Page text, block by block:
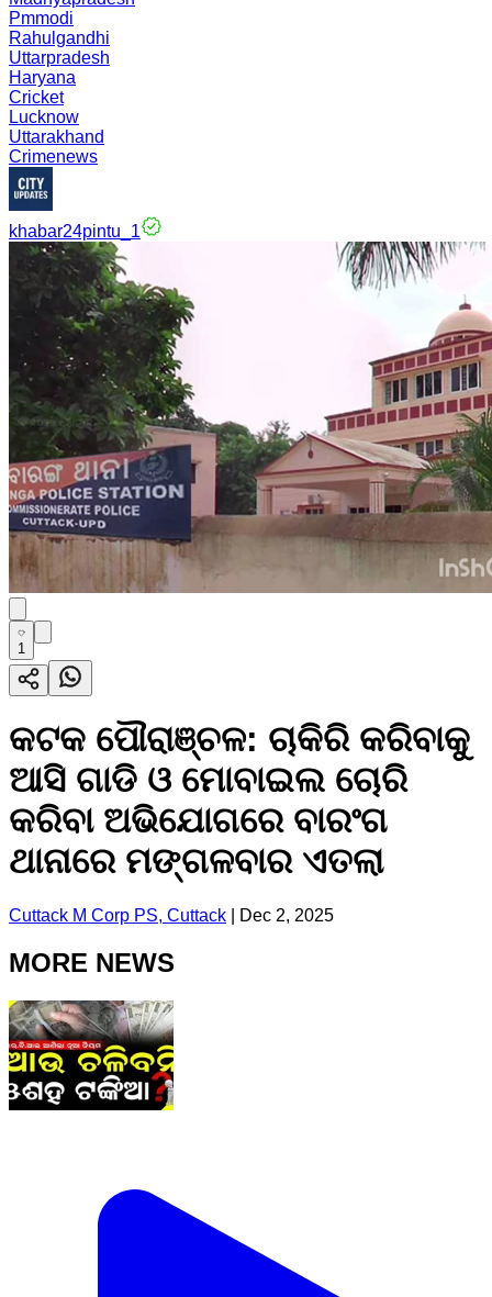
Pmmodi
Rahulgandhi
Uttarpradesh
Haryana
Cricket
Lucknow
Uttarakhand
Crimenews
khabar24pintu_1
1
କଟକ ପୌରାଞ୍ଚଳ: ଚାକିରି କରିବାକୁ
ଆସି ଗାଡି ଓ ମୋବାଇଲ ଚୋରି
କରିବା ଅଭିଯୋଗରେ ବାରଂଗ
ଥାନାରେ ମଙ୍ଗଳବାର ଏତଲା
Cuttack M Corp PS, Cuttack Dec 2, 2025
MORE NEWS